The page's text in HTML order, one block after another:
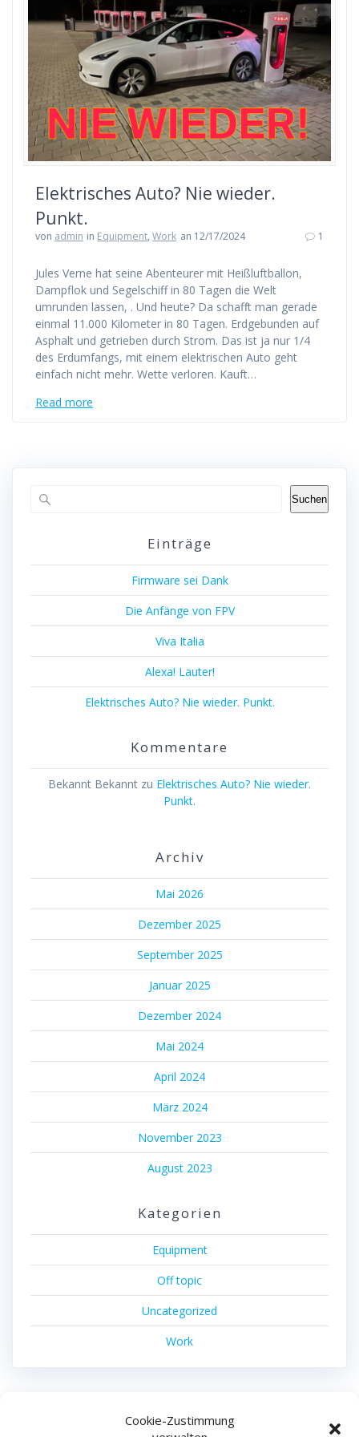
Cookie-Zustimmung
Elektrisches Auto? Nie wieder.
Punkt.
von admin in Equipment,Work an 12/17/2024 1
Jules Verne hat seine Abenteurer mit Heißluftballon,
Dampflok und Segelschiff in 80 Tagen die Welt
umrunden lassen, . Und heute? Da schafft man gerade
einmal 11.000 Kilometer in 80 Tagen. Erdgebunden auf
Asphalt und getrieben durch Strom. Das ist ja nur 1/4
des Erdumfangs, mit einem elektrischen Auto geht
einfach nicht mehr. Wette verloren. Kauft…
Read more
Suchen
Einträge
Firmware sei Dank
Die Anfänge von FPV
Viva Italia
Alexa! Lauter!
Elektrisches Auto? Nie wieder. Punkt.
Kommentare
Bekannt Bekannt zu Elektrisches Auto? Nie wieder.
Punkt.
Archiv
Mai 2026
Dezember 2025
September 2025
Januar 2025
Dezember 2024
Mai 2024
April 2024
März 2024
November 2023
August 2023
Kategorien
Equipment
Off topic
Uncategorized
Work
machdas filmproduktion